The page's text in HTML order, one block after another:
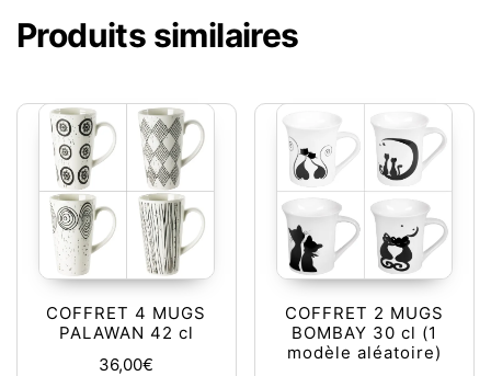
Produits similaires
COFFRET 4 MUGS
PALAWAN 42 cl
36,00€
COFFRET 2 MUGS
BOMBAY 30 cl (1
modèle aléatoire)